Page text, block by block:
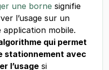
une borne signifie
l’usage sur un
mobile.
qui permet
stationnement avec
l’usage si